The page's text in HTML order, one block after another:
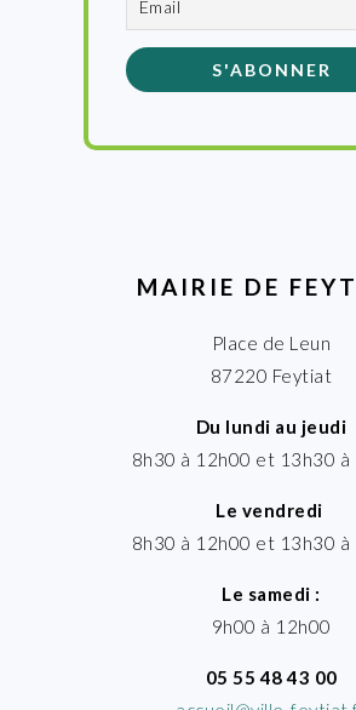
MAIRIE DE
Place de Leun
87220 Feytiat
Du lundi au jeudi
8h30 à 12h00 et 13h30 à
Le vendredi
8h30 à 12h00 et 13h30 à
Le samedi :
9h00 à 12h00
05 55 48 43 00